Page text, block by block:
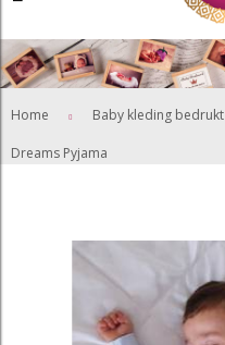
Home Baby kleding bedrukt
Dreams Pyjama